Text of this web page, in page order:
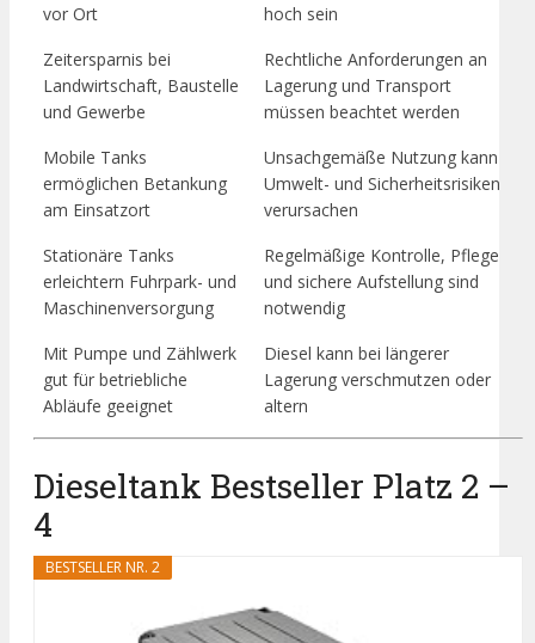
vor Ort
hoch sein
Zeitersparnis bei
Landwirtschaft, Baustelle
und Gewerbe
Rechtliche Anforderungen an
Lagerung und Transport
müssen beachtet werden
Mobile Tanks
ermöglichen Betankung
am Einsatzort
Unsachgemäße Nutzung kann
Umwelt- und Sicherheitsrisiken
verursachen
Stationäre Tanks
erleichtern Fuhrpark- und
Maschinenversorgung
Regelmäßige Kontrolle, Pflege
und sichere Aufstellung sind
notwendig
Mit Pumpe und Zählwerk
gut für betriebliche
Abläufe geeignet
Diesel kann bei längerer
Lagerung verschmutzen oder
altern
Dieseltank Bestseller Platz 2 –
4
BESTSELLER NR. 2